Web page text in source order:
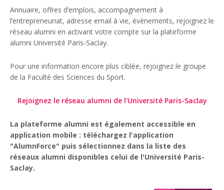
Annuaire, offres d’emplois, accompagnement à
l’entrepreneuriat, adresse email à vie, événements, rejoignez le
réseau alumni en activant votre compte sur la plateforme
alumni Université Paris-Saclay.
Pour une information encore plus ciblée, rejoignez le groupe
de la Faculté des Sciences du Sport.
Rejoignez le réseau alumni de l'Université Paris-Saclay
La plateforme alumni est également accessible en
application mobile : téléchargez l'application
"AlumnForce" puis sélectionnez dans la liste des
réseaux alumni disponibles celui de l'Université Paris-
Saclay.